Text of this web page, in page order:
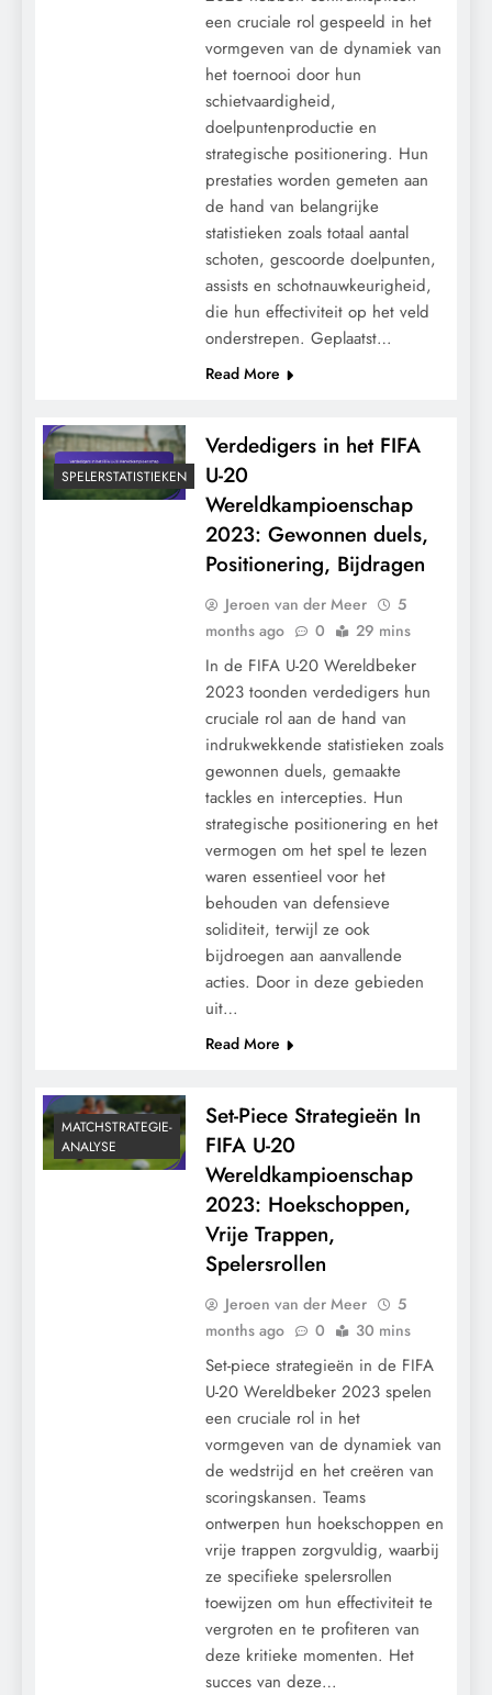
een cruciale rol gespeeld in het
vormgeven van de dynamiek van
het toernooi door hun
schietvaardigheid,
doelpuntenproductie en
strategische positionering. Hun
prestaties worden gemeten aan
de hand van belangrijke
statistieken zoals totaal aantal
schoten, gescoorde doelpunten,
assists en schotnauwkeurigheid,
die hun effectiviteit op het veld
onderstrepen. Geplaatst…
Read More
SPELERSTATISTIEKEN
Verdedigers in het FIFA
U-20
Wereldkampioenschap
2023: Gewonnen duels,
Positionering, Bijdragen
Jeroen van der Meer
5
months ago
0 29 mins
In de FIFA U-20 Wereldbeker
2023 toonden verdedigers hun
cruciale rol aan de hand van
indrukwekkende statistieken zoals
gewonnen duels, gemaakte
tackles en intercepties. Hun
strategische positionering en het
vermogen om het spel te lezen
waren essentieel voor het
behouden van defensieve
soliditeit, terwijl ze ook
bijdroegen aan aanvallende
acties. Door in deze gebieden
uit…
Read More
MATCHSTRATEGIE-
ANALYSE
Set-Piece Strategieën In
FIFA U-20
Wereldkampioenschap
2023: Hoekschoppen,
Vrije Trappen,
Spelersrollen
Jeroen van der Meer
5
months ago
0 30 mins
Set-piece strategieën in de FIFA
U-20 Wereldbeker 2023 spelen
een cruciale rol in het
vormgeven van de dynamiek van
de wedstrijd en het creëren van
scoringskansen. Teams
ontwerpen hun hoekschoppen en
vrije trappen zorgvuldig, waarbij
ze specifieke spelersrollen
toewijzen om hun effectiviteit te
vergroten en te profiteren van
deze kritieke momenten. Het
succes van deze…